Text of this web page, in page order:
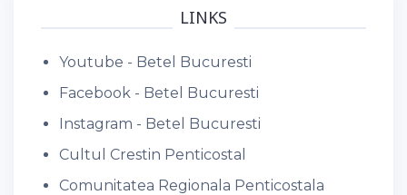
LINKS
Youtube - Betel Bucuresti
Facebook - Betel Bucuresti
Instagram - Betel Bucuresti
Cultul Crestin Penticostal
Comunitatea Regionala Penticostala